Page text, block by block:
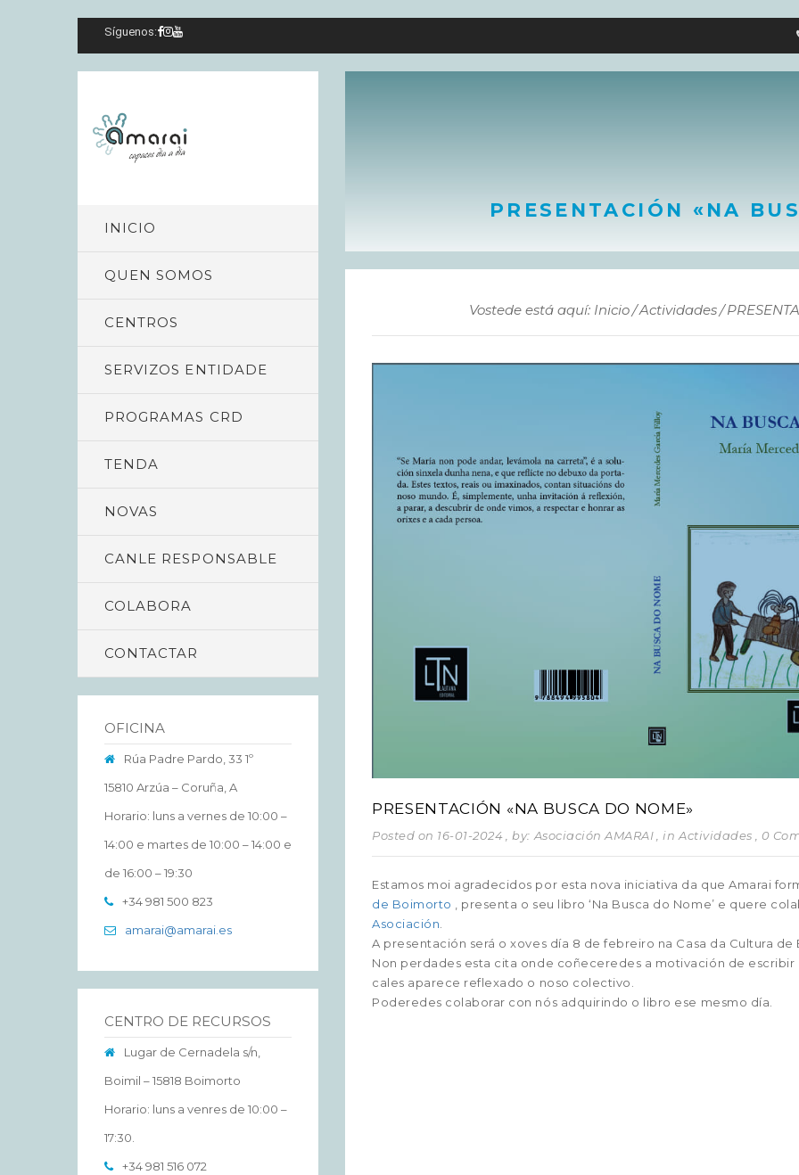
Síguenos:
INICIO
QUEN SOMOS
CENTROS
SERVIZOS ENTIDADE
PROGRAMAS CRD
TENDA
NOVAS
CANLE RESPONSABLE
COLABORA
CONTACTAR
OFICINA
Rúa Padre Pardo, 33 1º
15810 Arzúa – Coruña, A
Horario: luns a vernes de 10:00 –
14:00 e martes de 10:00 – 14:00 e
de 16:00 – 19:30
+34 981 500 823
amarai@amarai.es
CENTRO DE RECURSOS
Lugar de Cernadela s/n,
Boimil – 15818 Boimorto
Horario: luns a venres de 10:00 –
17:30.
+34 981 516 072
PRESENTACIÓN «NA
Vostede está aquí: Inicio Actividades
PRESENTACIÓN «NA BUSCA DO NOME»
Posted on 16-01-2024 , by: Asociación AMARAI , in Actividades , 0
Estamos moi agradecidos por esta nova iniciativa da que Amarai
de Boimorto
, presenta o seu libro ‘Na Busca do Nome’ e quere
Asociación
A presentación será o xoves día 8 de febreiro na Casa da Cultura de
Non perdades esta cita onde coñeceredes a motivación de escribir
cales aparece reflexado o noso colectivo.
Poderedes colaborar con nós adquirindo o libro ese mesmo día.